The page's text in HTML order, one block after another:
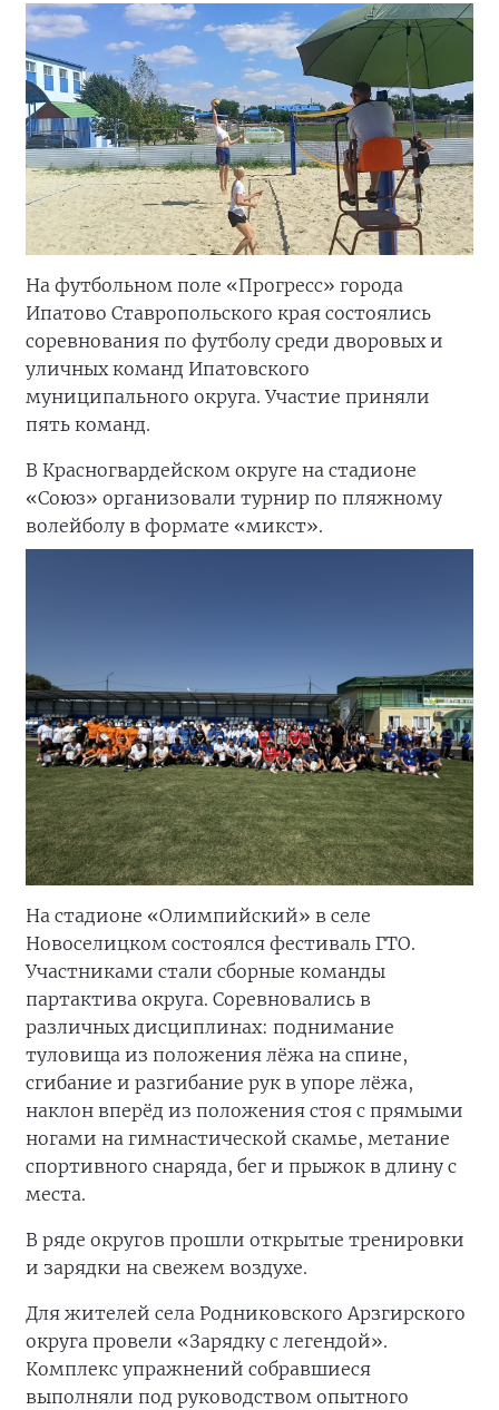
На футбольном поле «Прогресс» города
Ипатово Ставропольского края состоялись
соревнования по футболу среди дворовых и
уличных команд Ипатовского
муниципального округа. Участие приняли
пять команд.
В Красногвардейском округе на стадионе
«Союз» организовали турнир по пляжному
волейболу в формате «микст».
На стадионе «Олимпийский» в селе
Новоселицком состоялся фестиваль ГТО.
Участниками стали сборные команды
партактива округа. Соревновались в
различных дисциплинах: поднимание
туловища из положения лёжа на спине,
сгибание и разгибание рук в упоре лёжа,
наклон вперёд из положения стоя с прямыми
ногами на гимнастической скамье, метание
спортивного снаряда, бег и прыжок в длину с
места.
В ряде округов прошли открытые тренировки
и зарядки на свежем воздухе.
Для жителей села Родниковского Арзгирского
округа провели «Зарядку с легендой».
Комплекс упражнений собравшиеся
выполняли под руководством опытного